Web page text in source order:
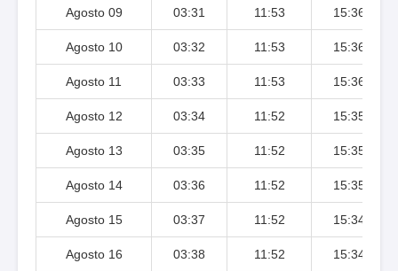
Agosto 09 03:31 11:53 15:36
Agosto 10 03:32 11:53 15:36
Agosto 11 03:33 11:53 15:36
Agosto 12 03:34 11:52 15:35
Agosto 13 03:35 11:52 15:35
Agosto 14 03:36 11:52 15:35
Agosto 15 03:37 11:52 15:34
Agosto 16 03:38 11:52 15:34